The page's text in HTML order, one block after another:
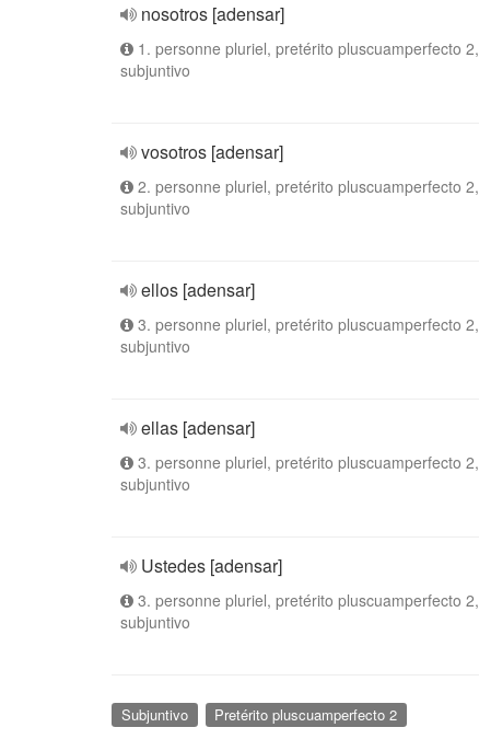
nosotros [adensar]
1. personne pluriel, pretérito pluscuamperfecto 2,
subjuntivo
vosotros [adensar]
2. personne pluriel, pretérito pluscuamperfecto 2,
subjuntivo
ellos [adensar]
3. personne pluriel, pretérito pluscuamperfecto 2,
subjuntivo
ellas [adensar]
3. personne pluriel, pretérito pluscuamperfecto 2,
subjuntivo
Ustedes [adensar]
3. personne pluriel, pretérito pluscuamperfecto 2,
subjuntivo
Subjuntivo Pretérito pluscuamperfecto 2